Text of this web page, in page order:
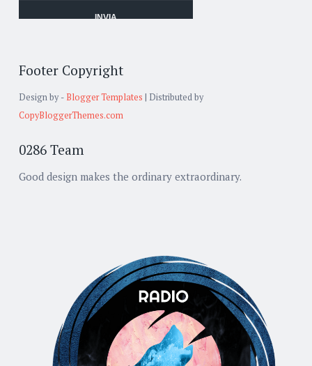
Footer Copyright
Design by - Blogger Templates | Distributed by
CopyBloggerThemes.com
0286 Team
Good design makes the ordinary extraordinary.